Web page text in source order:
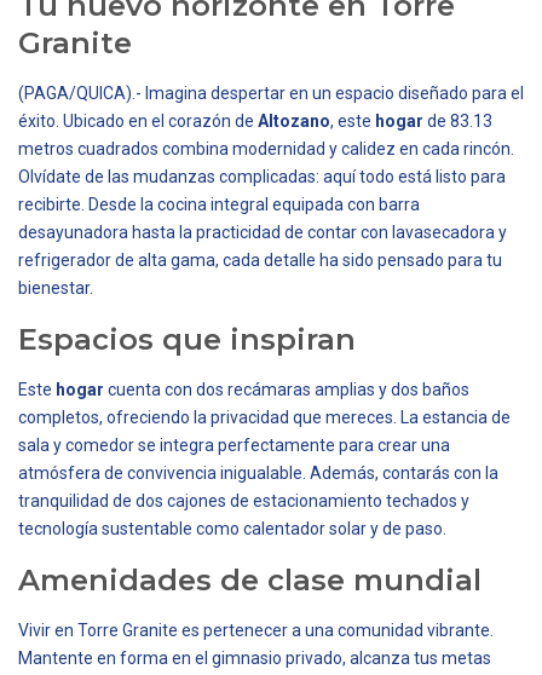
Granite
(PAGA/QUICA).- Imagina despertar en un espacio diseñado para el
éxito. Ubicado en el corazón de Altozano, este hogar de 83.13
metros cuadrados combina modernidad y calidez en cada rincón.
Olvídate de las mudanzas complicadas: aquí todo está listo para
recibirte. Desde la cocina integral equipada con barra
desayunadora hasta la practicidad de contar con lavasecadora y
refrigerador de alta gama, cada detalle ha sido pensado para tu
bienestar.
Espacios que inspiran
Este hogar cuenta con dos recámaras amplias y dos baños
completos, ofreciendo la privacidad que mereces. La estancia de
sala y comedor se integra perfectamente para crear una
atmósfera de convivencia inigualable. Además, contarás con la
tranquilidad de dos cajones de estacionamiento techados y
tecnología sustentable como calentador solar y de paso.
Amenidades de clase mundial
Vivir en Torre Granite es pertenecer a una comunidad vibrante.
Mantente en forma en el gimnasio privado, alcanza tus metas